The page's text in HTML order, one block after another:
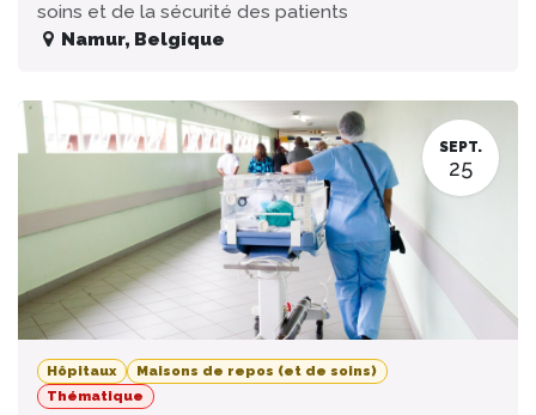
soins et de la sécurité des patients
Namur, Belgique
SEPT.
25
Hôpitaux
Maisons de repos (et de soins)
Thématique